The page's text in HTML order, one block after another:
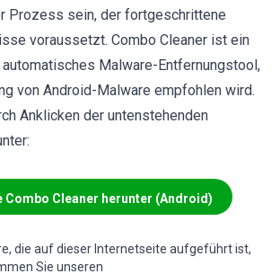
Prozess sein, der fortgeschrittene
voraussetzt. Combo Cleaner ist ein
Malware-Entfernungstool,
von Android-Malware empfohlen wird.
Anklicken der untenstehenden
Combo Cleaner herunter (Android)
die auf dieser Internetseite aufgeführt ist,
Sie unseren